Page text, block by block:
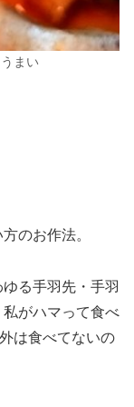
まい
のお作法。
る手羽先・手羽
がハマって食べ
は食べてないの